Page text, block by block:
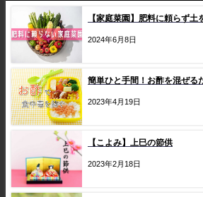
【家庭菜園】肥料に頼らず
2024年6月8日
簡単ひと手間！お酢を混ぜる
2023年4月19日
【こよみ】上巳の節供
2023年2月18日